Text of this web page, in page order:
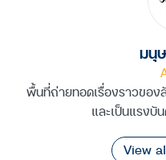
มนุ
พื้นที่ถ่ายทอดเรื่องราวขอ
และเป็นแรงบั
View